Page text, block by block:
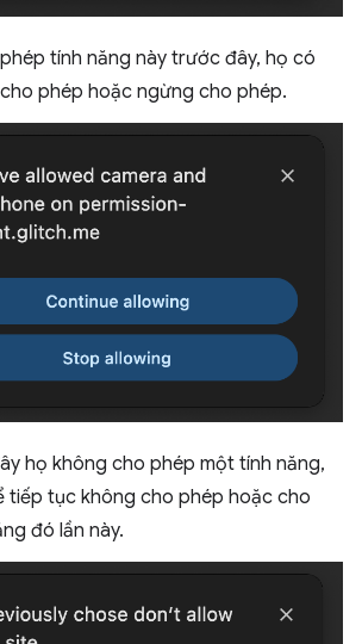
tính năng này trước đây, họ có
phép hoặc ngừng cho phép.
họ không cho phép một tính năng,
tiếp tục không cho phép hoặc cho
đó lần này.